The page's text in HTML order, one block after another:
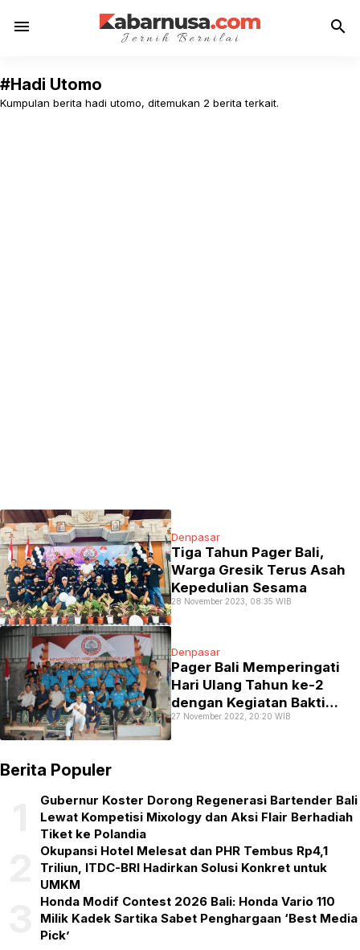
menu search
#Hadi Utomo
Kumpulan berita hadi utomo, ditemukan 2 berita terkait.
Denpasar
Tiga Tahun Pager Bali,
Warga Gresik Terus Asah
Kepedulian Sesama
28 November 2023, 08:35 WIB
Denpasar
Pager Bali Memperingati
Hari Ulang Tahun ke-2
dengan Kegiatan Bakti
Sosial
27 November 2022, 20:20 WIB
Berita Populer
Gubernur Koster Dorong Regenerasi Bartender Bali
Lewat Kompetisi Mixology dan Aksi Flair Berhadiah
Tiket ke Polandia
Okupansi Hotel Melesat dan PHR Tembus Rp4,1
Triliun, ITDC-BRI Hadirkan Solusi Konkret untuk
UMKM
Honda Modif Contest 2026 Bali: Honda Vario 110
Milik Kadek Sartika Sabet Penghargaan ‘Best Media
Pick’